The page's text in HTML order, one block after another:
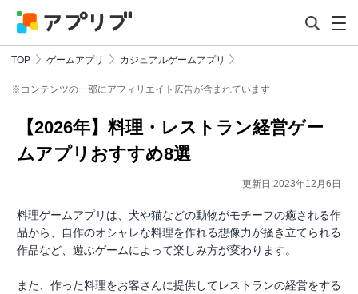
TOP ゲームアプリ カジュアルゲームアプリ
※コンテンツの一部にアフィリエイト広告が含まれています
【2026年】料理・レストラン経営ゲー
ムアプリおすすめ8選
更新日:2023年12月6日
料理ゲームアプリは、犬や猫などの動物がモチーフの癒される作
品から、自作のオシャレな料理を作れる想像力が掻き立てられる
作品など、遊ぶゲームによって楽しみ方が変わります。
また、作った料理をお客さんに提供してレストランの経営をする